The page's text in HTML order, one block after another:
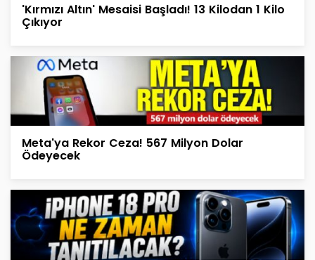
'Kırmızı Altın' Mesaisi Başladı! 13 Kilodan 1 Kilo
Çıkıyor
Meta'ya Rekor Ceza! 567 Milyon Dolar
Ödeyecek